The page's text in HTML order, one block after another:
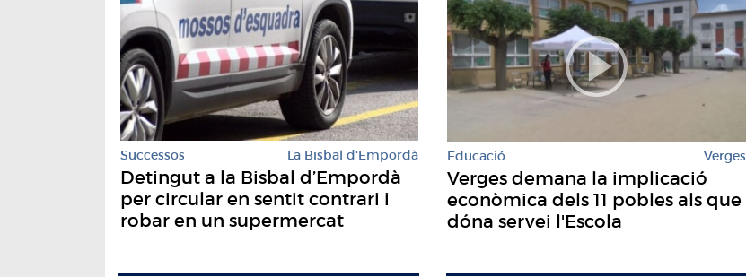
Successos La Bisbal d'Empordà
Detingut a la Bisbal d’Empordà
per circular en sentit contrari i
robar en un supermercat
Educació Verges
Verges demana la implicació
econòmica dels 11 pobles als que
dóna servei l'Escola